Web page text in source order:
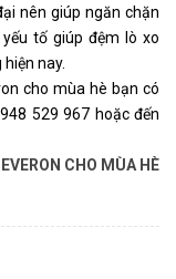
nên giúp ngăn chặn
tố giúp đệm lò xo
nay.
cho mùa hè bạn có
529 967 hoặc đến
CHO MÙA HÈ